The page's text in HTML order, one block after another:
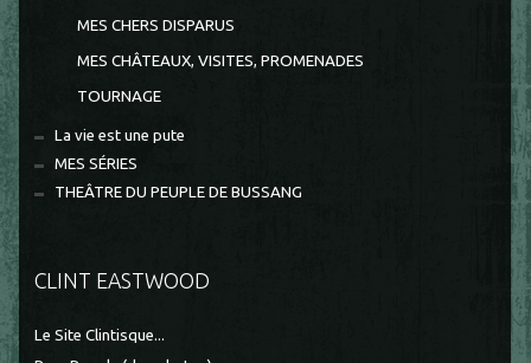
MES CHERS DISPARUS
MES CHÂTEAUX, VISITES, PROMENADES
TOURNAGE
La vie est une pute
MES SÉRIES
THEÂTRE DU PEUPLE DE BUSSANG
CLINT EASTWOOD
Le Site Clintisque...